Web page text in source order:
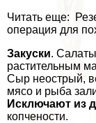
Читать еще:
операция для
Закуски.
растительным
Сыр неострый,
мясо и рыба
Исключают из
копчености.